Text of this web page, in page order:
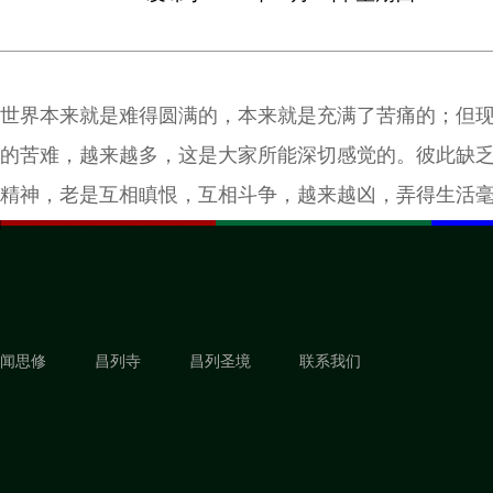
世界本来就是难得圆满的，本来就是充满了苦痛的；但
的苦难，越来越多，这是大家所能深切感觉的。彼此缺
精神，老是互相瞋恨，互相斗争，越来越凶，弄得生活
闻思修 昌列寺 昌列圣境 联系我们